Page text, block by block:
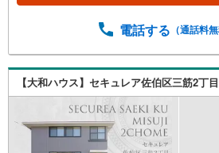
電話する （通話料無
【大和ハウス】セキュレア佐伯区三筋2丁